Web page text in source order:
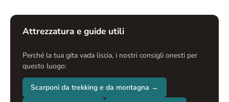
Attrezzatura e guide utili
Perché la tua gita vada liscia, i nostri consigli onesti per
questo luogo:
Scarponi da trekking e da montagna →